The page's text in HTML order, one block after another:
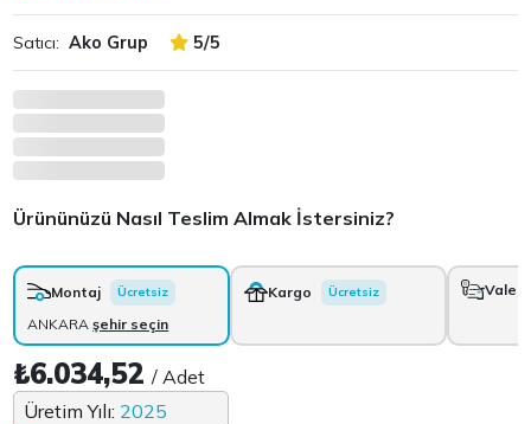
Satıcı: Ako Grup 5/5
Ürününüzü Nasıl Teslim Almak İstersiniz?
Montaj Ücretsiz
ANKARAşehir seçin
Kargo Ücretsiz Vale
₺6.034,52/ Adet
Üretim Yılı: 2025